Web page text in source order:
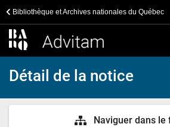
Bibliothèque et Archives nationales du Québec
Détail de la notice
Naviguer dans le